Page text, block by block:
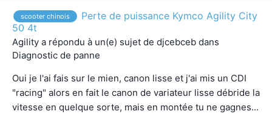
scooter chinois
Perte de puissance Kymco Agility City
50 4t
Agility a répondu à un(e) sujet de djcebceb dans
Diagnostic de panne
Oui je l'ai fais sur le mien, canon lisse et j'ai mis un CDI
"racing" alors en fait le canon de variateur lisse débride la
vitesse en quelque sorte, mais en montée tu ne gagnes...